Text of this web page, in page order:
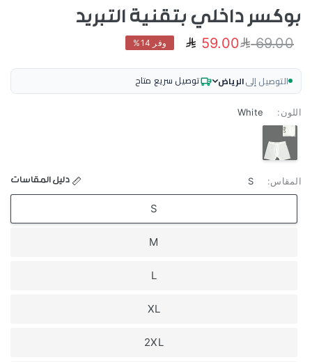
بوكسر داخلي بتقنية التبريد
69.00
59.00 وفر 14%
التوصيل إلىالرياض توصيل سريع متاح
اللون:
White
White
المقاس: S دليل المقاسات
S
M
L
XL
2XL